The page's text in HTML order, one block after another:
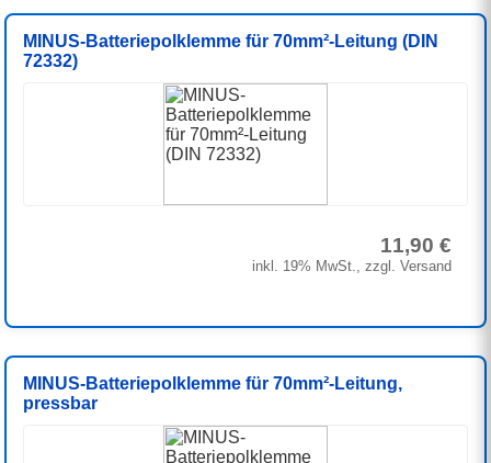
MINUS-Batteriepolklemme für 70mm²-Leitung (DIN
72332)
11,90 €
inkl. 19% MwSt., zzgl. Versand
MINUS-Batteriepolklemme für 70mm²-Leitung,
pressbar